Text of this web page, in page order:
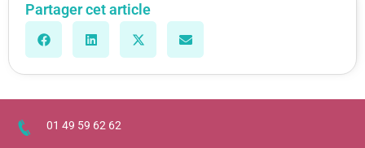
Partager cet article
01 49 59 62 62